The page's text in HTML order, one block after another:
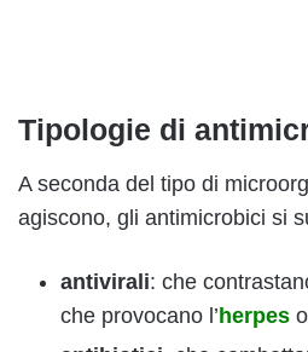
Tipologie di
A seconda del tipo di
agiscono, gli antimicrobici si
antivirali: che
che provocano l’herpes